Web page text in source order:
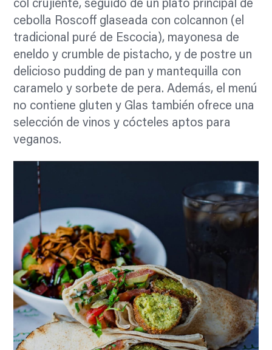
col crujiente, seguido de un plato principal de
cebolla Roscoff glaseada con colcannon (el
tradicional puré de Escocia), mayonesa de
eneldo y crumble de pistacho, y de postre un
delicioso pudding de pan y mantequilla con
caramelo y sorbete de pera. Además, el menú
no contiene gluten y Glas también ofrece una
selección de vinos y cócteles aptos para
veganos.